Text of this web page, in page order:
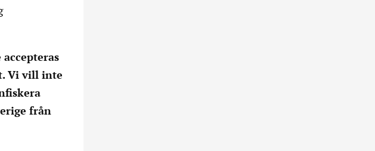
Vi vill inte
från